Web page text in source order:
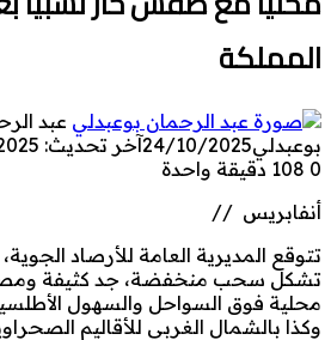
المملكة
عبد
بوعبدلي24/10/2025آخر تحديث: 24/10/2025
0
دقيقة واحدة
أنفابريس //
تتوقع المديرية العامة للأرصاد
تشكل سحب منخفضة، جد كثيفة
محلية فوق السواحل والسهول
وكذا بالشمال الغربي للأقاليم